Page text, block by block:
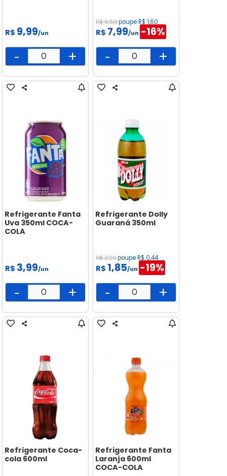
R$ 9,99/un
- +
R$ 9,59poupe R$ 1,60
R$ 7,99/un -16%
- +
Refrigerante Fanta
Uva 350ml COCA-
COLA
R$ 3,99/un
- +
Refrigerante Dolly
Guaraná 350ml
R$ 2,29poupe R$ 0,44
R$ 1,85/un -19%
- +
Refrigerante Coca-
cola 600ml
Refrigerante Fanta
Laranja 600ml
COCA-COLA